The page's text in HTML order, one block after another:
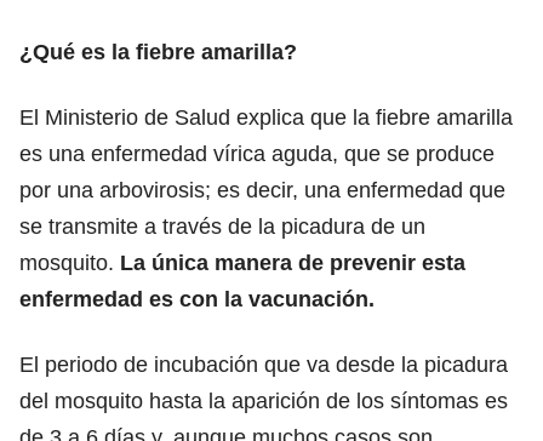
¿Qué es la fiebre amarilla?
El Ministerio de Salud explica que la fiebre amarilla
es una enfermedad vírica aguda, que se produce
por una arbovirosis; es decir, una enfermedad que
se transmite a través de la picadura de un
mosquito. La única manera de prevenir esta
enfermedad es con la vacunación.
El periodo de incubación que va desde la picadura
del mosquito hasta la aparición de los síntomas es